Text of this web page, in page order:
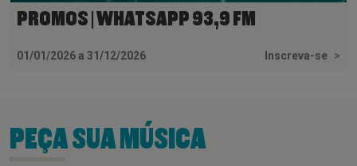
PROMOS | WHATSAPP 93,9 FM
01/01/2026 a 31/12/2026 Inscreva-se >
PEÇA SUA MÚSICA